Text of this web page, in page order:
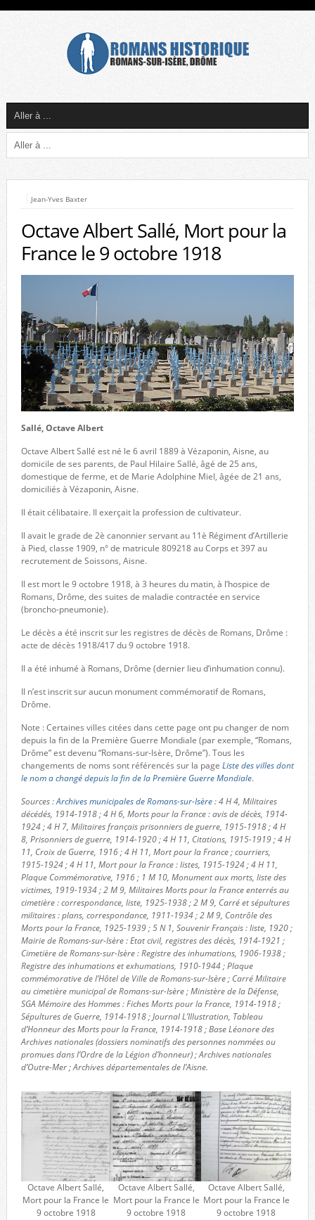
Jean-Yves Baxter
Octave Albert Sallé, Mort pour la
France le 9 octobre 1918
Sallé, Octave Albert
Octave Albert Sallé est né le 6 avril 1889 à Vézaponin, Aisne, au
domicile de ses parents, de Paul Hilaire Sallé, âgé de 25 ans,
domestique de ferme, et de Marie Adolphine Miel, âgée de 21 ans,
domiciliés à Vézaponin, Aisne.
Il était célibataire. Il exerçait la profession de cultivateur.
Il avait le grade de 2è canonnier servant au 11è Régiment d’Artillerie
à Pied, classe 1909, n° de matricule 809218 au Corps et 397 au
recrutement de Soissons, Aisne.
Il est mort le 9 octobre 1918, à 3 heures du matin, à l’hospice de
Romans, Drôme, des suites de maladie contractée en service
(broncho-pneumonie).
Le décès a été inscrit sur les registres de décès de Romans, Drôme :
acte de décès 1918/417 du 9 octobre 1918.
Il a été inhumé à Romans, Drôme (dernier lieu d’inhumation connu).
Il n’est inscrit sur aucun monument commémoratif de Romans,
Drôme.
Note : Certaines villes citées dans cette page ont pu changer de nom
depuis la fin de la Première Guerre Mondiale (par exemple, “Romans,
Drôme” est devenu “Romans-sur-Isère, Drôme”). Tous les
changements de noms sont référencés sur la page Liste des villes dont
le nom a changé depuis la fin de la Première Guerre Mondiale.
Sources :Archives municipales de Romans-sur-Isère: 4 H 4, Militaires
décédés, 1914-1918 ; 4 H 6, Morts pour la France : avis de décès, 1914-
1924 ; 4 H 7, Militaires français prisonniers de guerre, 1915-1918 ; 4 H
8, Prisonniers de guerre, 1914-1920 ; 4 H 11, Citations, 1915-1919 ; 4 H
11, Croix de Guerre, 1916 ; 4 H 11, Mort pour la France ; courriers,
1915-1924 ; 4 H 11, Mort pour la France : listes, 1915-1924 ; 4 H 11,
Plaque Commémorative, 1916 ; 1 M 10, Monument aux morts, liste des
victimes, 1919-1934 ; 2 M 9, Militaires Morts pour la France enterrés au
cimetière : correspondance, liste, 1925-1938 ; 2 M 9, Carré et sépultures
militaires : plans, correspondance, 1911-1934 ; 2 M 9, Contrôle des
Morts pour la France, 1925-1939 ; 5 N 1, Souvenir Français : liste, 1920 ;
Mairie de Romans-sur-Isère : Etat civil, registres des décès, 1914-1921 ;
Cimetière de Romans-sur-Isère : Registre des inhumations, 1906-1938 ;
Registre des inhumations et exhumations, 1910-1944 ; Plaque
commémorative de l’Hôtel de Ville de Romans-sur-Isère ; Carré Militaire
au cimetière municipal de Romans-sur-Isère ; Ministère de la Défense,
SGA Mémoire des Hommes : Fiches Morts pour la France, 1914-1918 ;
Sépultures de Guerre, 1914-1918 ; Journal L’Illustration, Tableau
d’Honneur des Morts pour la France, 1914-1918 ; Base Léonore des
Archives nationales (dossiers nominatifs des personnes nommées ou
promues dans l’Ordre de la Légion d’honneur) ; Archives nationales
d’Outre-Mer ; Archives départementales de l’Aisne.
Octave Albert Sallé,
Mort pour la France le
9 octobre 1918
Octave Albert Sallé,
Mort pour la France le
9 octobre 1918
Octave Albert Sallé,
Mort pour la France le
9 octobre 1918